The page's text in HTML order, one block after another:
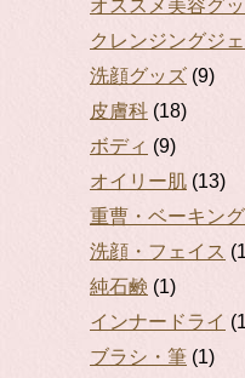
オススメ美容グ
クレンジングジ
洗顔グッズ (9)
皮膚科 (18)
ボディ (9)
オイリー肌 (13)
重曹・ベーキン
洗顔・フェイス
純石鹸 (1)
インナードライ
ブラシ・筆 (1)